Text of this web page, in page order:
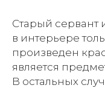
Старый сервант
в интерьере
произведен
является
В остальных